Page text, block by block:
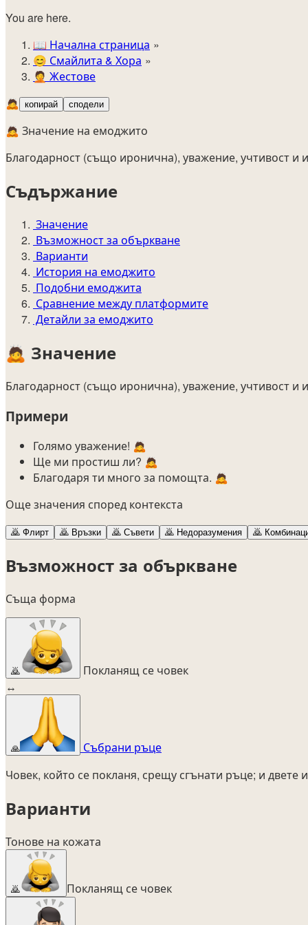
You are here.
📖 Начална страница
😊️ Смайлита & Хора
🤦 Жестове
🙇
копирай сподели
🙇 Значение на емоджито
Благодарност (също иронична), уважение, учтивост и
Съдържание
Значение
Възможност за объркване
Варианти
История на емоджито
Подобни емоджита
Сравнение между платформите
Детайли за емоджито
🙇 Значение
Благодарност (също иронична), уважение, учтивост и
Примери
Голямо уважение! 🙇
Ще ми простиш ли? 🙇
Благодаря ти много за помощта. 🙇
Още значения според контекста
🙇 Флирт 🙇 Връзки 🙇 Съвети 🙇 Недоразумения 🙇
Възможност за объркване
Съща форма
🙇
Покланящ се човек
↔
🙏
Събрани ръце
Човек, който се покланя, срещу сгънати ръце; и
Варианти
Тонове на кожата
🙇 Покланящ се човек